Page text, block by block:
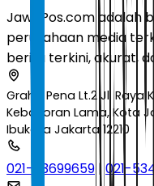
JawaPos.com adalah
perusahaan media
berita terkini, akurat,
Graha Pena Lt.2 Jl. Raya
Kebayoran Lama, Kota
Ibukota Jakarta 12210
021-53699659 |021-